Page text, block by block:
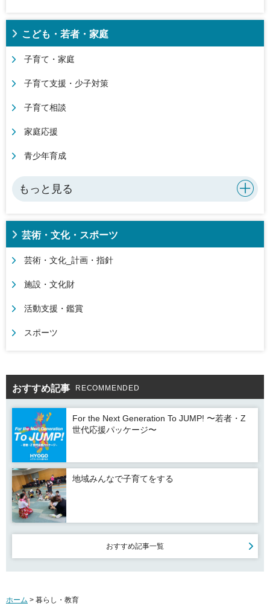
こども・若者・家庭
子育て・家庭
子育て支援・少子対策
子育て相談
家庭応援
青少年育成
もっと見る
芸術・文化・スポーツ
芸術・文化_計画・指針
施設・文化財
活動支援・鑑賞
スポーツ
おすすめ記事 RECOMMENDED
For the Next Generation To JUMP! 〜若者・Z
世代応援パッケージ〜
地域みんなで子育てをする
おすすめ記事一覧
ホーム > 暮らし・教育